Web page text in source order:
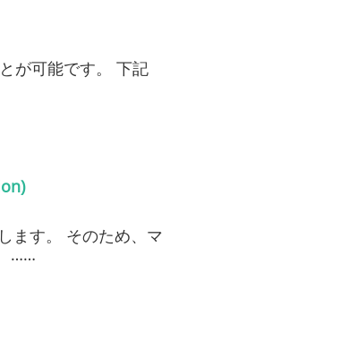
が可能です。 下記
ます。 そのため、マ
……